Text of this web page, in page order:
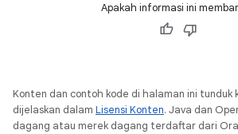
Apakah informasi ini
Konten dan contoh kode di halaman ini tunduk
dijelaskan dalam Lisensi Konten. Java dan
dagang atau merek dagang terdaftar dari